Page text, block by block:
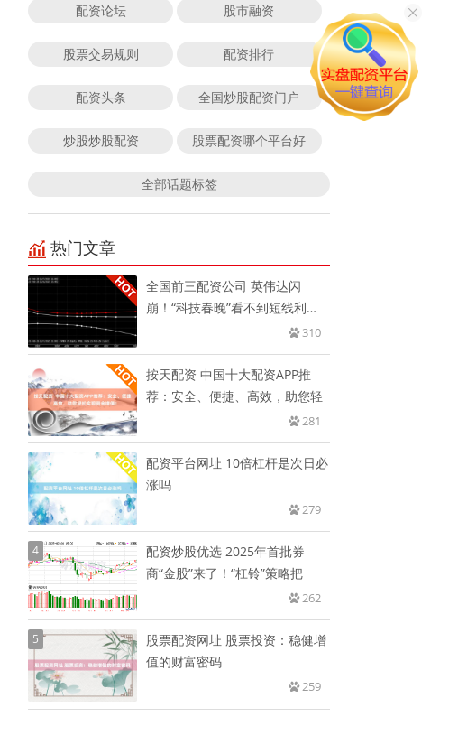
配资论坛 股市融资
股票交易规则 配资排行
配资头条 全国炒股配资门户
炒股炒股配资 股票配资哪个平台好
全部话题标签
热门文章
全国前三配资公司 英伟达闪
崩！“科技春晚”看不到短线利
310
按天配资 中国十大配资APP推
荐：安全、便捷、高效，助您轻
281
配资平台网址 10倍杠杆是次日必
涨吗
279
4
配资炒股优选 2025年首批券
商“金股”来了！“杠铃”策略把
262
5
股票配资网址 股票投资：稳健增
值的财富密码
259